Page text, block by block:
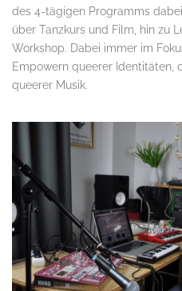
des 4-tägigen Programms
über Tanzkurs und Film, hin zu
Workshop. Dabei immer im
Empowern queerer Identitäten,
queerer Musik.